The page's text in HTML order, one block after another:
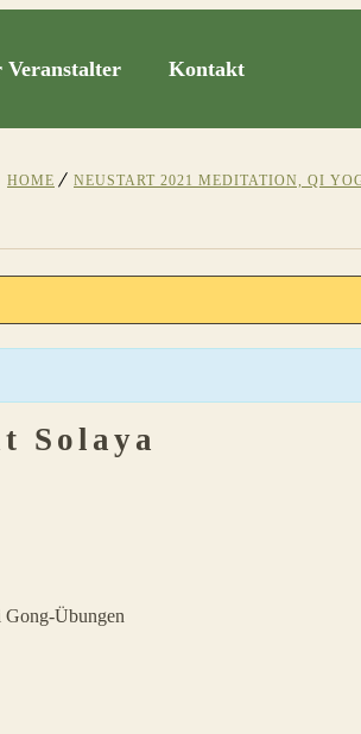
Veranstalter Kontakt
HOME
NEUSTART 2021 MEDITATION, QI
Solaya
Gong-Übungen